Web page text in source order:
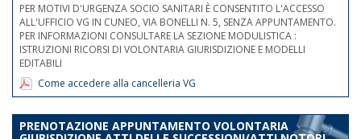
PER MOTIVI D'URGENZA SOCIO SANITARI È CONSENTITO L'ACCESSO
ALL'UFFICIO VG IN CUNEO, VIA BONELLI N. 5, SENZA APPUNTAMENTO.
PER INFORMAZIONI CONSULTARE LA SEZIONE MODULISTICA :
ISTRUZIONI RICORSI DI VOLONTARIA GIURISDIZIONE E MODELLI
EDITABILI
Come accedere alla cancelleria VG
PRENOTAZIONE APPUNTAMENTO VOLONTARIA